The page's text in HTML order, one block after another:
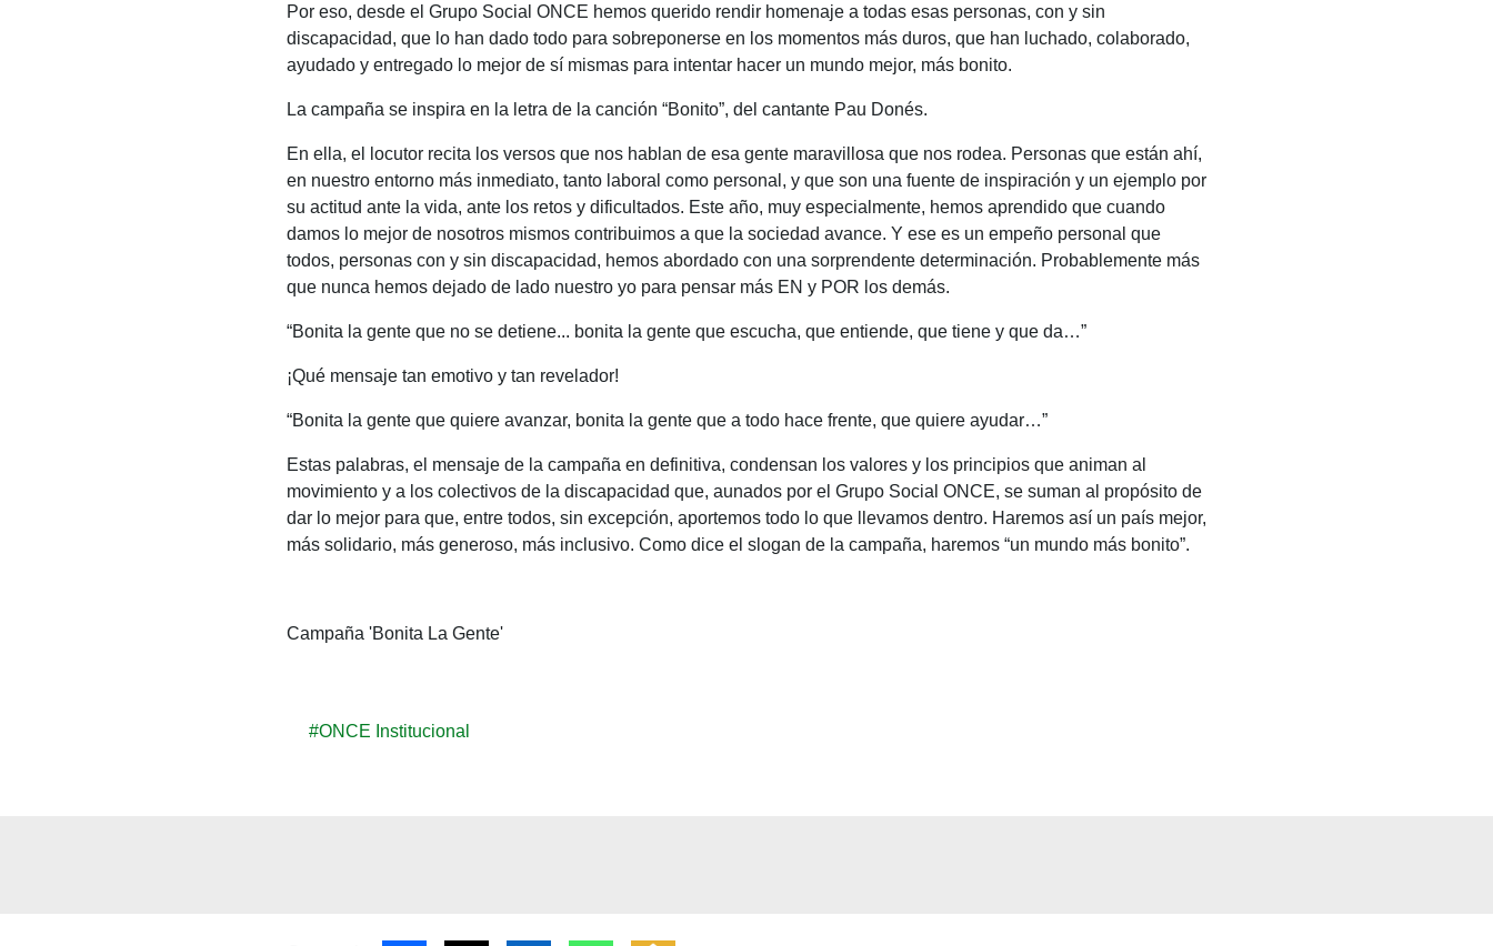
Por eso, desde el Grupo Social ONCE hemos querido rendir homenaje a todas esas personas, con y sin
discapacidad, que lo han dado todo para sobreponerse en los momentos más duros, que han luchado, colaborado,
ayudado y entregado lo mejor de sí mismas para intentar hacer un mundo mejor, más bonito.
La campaña se inspira en la letra de la canción “Bonito”, del cantante Pau Donés.
En ella, el locutor recita los versos que nos hablan de esa gente maravillosa que nos rodea. Personas que están ahí,
en nuestro entorno más inmediato, tanto laboral como personal, y que son una fuente de inspiración y un ejemplo por
su actitud ante la vida, ante los retos y dificultados. Este año, muy especialmente, hemos aprendido que cuando
damos lo mejor de nosotros mismos contribuimos a que la sociedad avance. Y ese es un empeño personal que
todos, personas con y sin discapacidad, hemos abordado con una sorprendente determinación. Probablemente más
que nunca hemos dejado de lado nuestro yo para pensar más EN y POR los demás.
“Bonita la gente que no se detiene... bonita la gente que escucha, que entiende, que tiene y que da…”
¡Qué mensaje tan emotivo y tan revelador!
“Bonita la gente que quiere avanzar, bonita la gente que a todo hace frente, que quiere ayudar…”
Estas palabras, el mensaje de la campaña en definitiva, condensan los valores y los principios que animan al
movimiento y a los colectivos de la discapacidad que, aunados por el Grupo Social ONCE, se suman al propósito de
dar lo mejor para que, entre todos, sin excepción, aportemos todo lo que llevamos dentro. Haremos así un país mejor,
más solidario, más generoso, más inclusivo. Como dice el slogan de la campaña, haremos “un mundo más bonito”.
Campaña 'Bonita La Gente'
#ONCE Institucional